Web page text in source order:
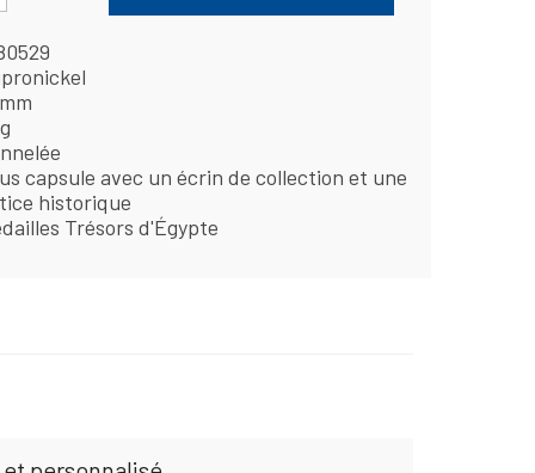
capsule avec un écrin de collection et une
historique
Trésors d'Égypte